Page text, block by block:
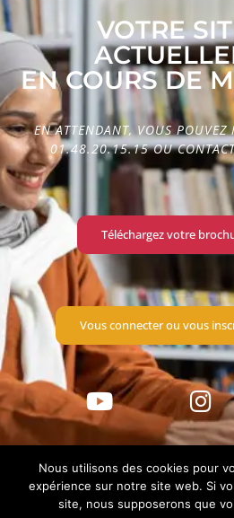
En
VOTRE
EN COURS DE
EN ATTENDANT, VOUS POUVEZ
01.48.20.15.15 OU
Téléchargez votre
Vous connecter ou vous
Nous utilisons des cookies pour
expérience sur notre site web. Si
site, nous supposerons que